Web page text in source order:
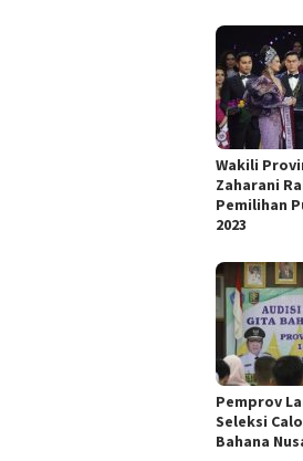
Wakili
Zaharani
Pemilihan
2023
Pemprov
Seleksi
Bahana